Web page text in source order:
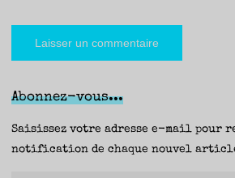
Abonnez-vous...
Saisissez votre adresse e-mail pour
notification de chaque nouvel